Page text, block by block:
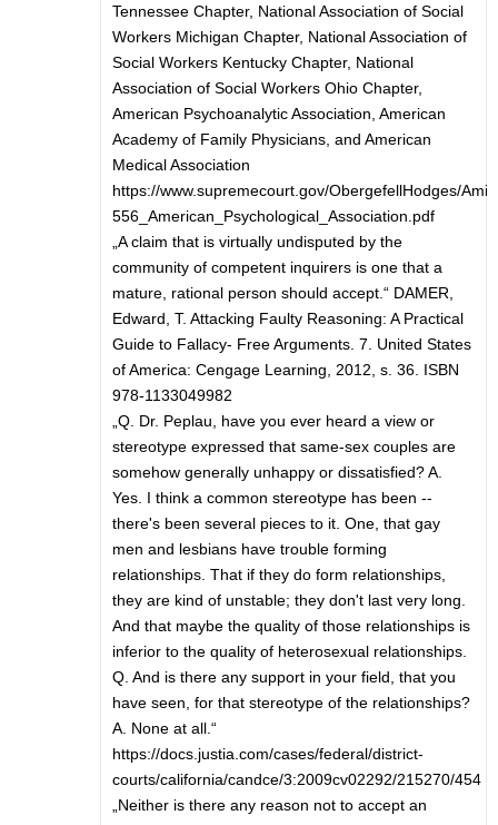
Tennessee Chapter, National Association of Social
Workers Michigan Chapter, National Association of
Social Workers Kentucky Chapter, National
Association of Social Workers Ohio Chapter,
American Psychoanalytic Association, American
Academy of Family Physicians, and American
Medical Association
https://www.supremecourt.gov/ObergefellHodges/
556_American_Psychological_Association.pdf
„A claim that is virtually undisputed by the
community of competent inquirers is one that a
mature, rational person should accept.“ DAMER,
Edward, T. Attacking Faulty Reasoning: A Practical
Guide to Fallacy- Free Arguments. 7. United States
of America: Cengage Learning, 2012, s. 36. ISBN
978-1133049982
„Q. Dr. Peplau, have you ever heard a view or
stereotype expressed that same-sex couples are
somehow generally unhappy or dissatisfied? A.
Yes. I think a common stereotype has been --
there's been several pieces to it. One, that gay
men and lesbians have trouble forming
relationships. That if they do form relationships,
they are kind of unstable; they don't last very long.
And that maybe the quality of those relationships is
inferior to the quality of heterosexual relationships.
Q. And is there any support in your field, that you
have seen, for that stereotype of the relationships?
A. None at all.“
https://docs.justia.com/cases/federal/district-
courts/california/candce/3:2009cv02292/215270/454
„Neither is there any reason not to accept an